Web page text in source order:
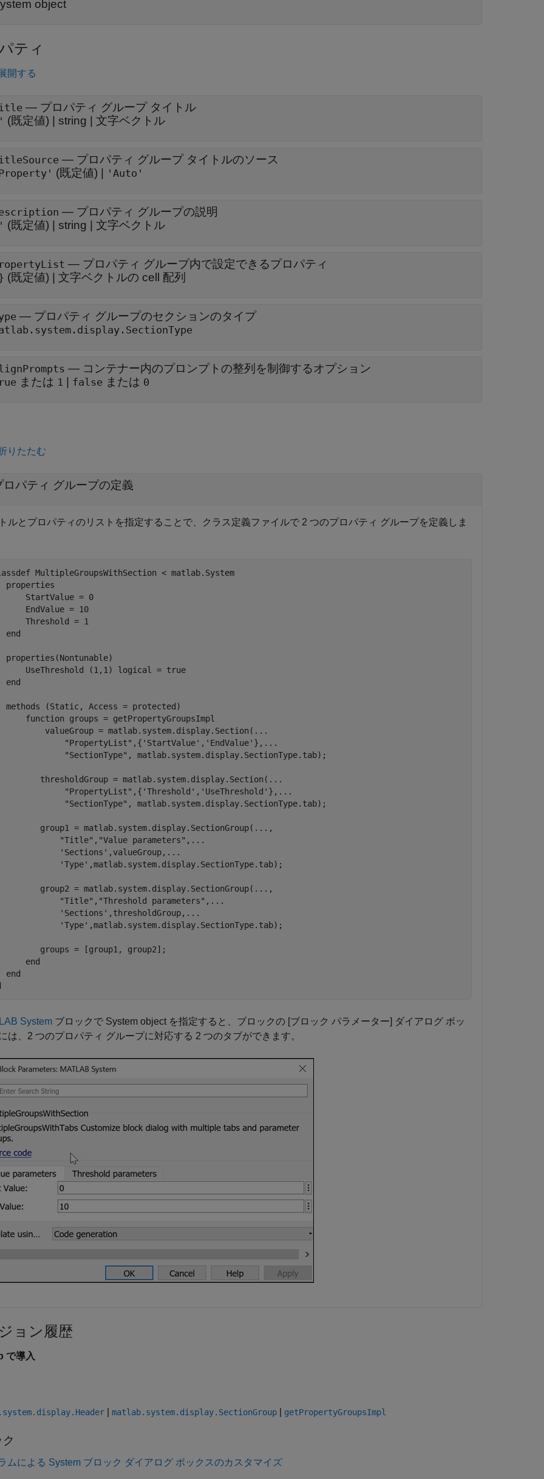
object
ティ
開する
— プロパティ グループ タイトル
(既定値) | string 文字ベクトル
— プロパティ グループ タイトルのソース
(既定値) | 'Auto'
— プロパティ グループの説明
(既定値) | string 文字ベクトル
— プロパティ グループ内で設定できるプロパティ
(既定値) | 文字ベクトルの cell 配列
— プロパティ グループのセクションのタイプ
— コンテナー内のプロンプトの整列を制御するオプション
または 1 false または 0
りたたむ
ロパティ グループの定義
ルとプロパティのリストを指定することで、クラス定義ファイルで 2 つのプロパティ グループを定義しま
MultipleGroupsWithSection < matlab.System
properties
StartValue = 0
EndValue = 10
Threshold = 1
end
properties (Nontunable)
UseThreshold
(1,1) logical = true
end
methods (Static, Access = protected)
function groups = getPropertyGroupsImpl
valueGroup = matlab.system.display.Section(
...
"PropertyList" ,{ 'StartValue' , 'EndValue' }, ...
"SectionType" , matlab.system.display.SectionType.tab);
thresholdGroup = matlab.system.display.Section(
...
"PropertyList" ,{ 'Threshold' , 'UseThreshold' }, ...
"SectionType" , matlab.system.display.SectionType.tab);
group1 = matlab.system.display.SectionGroup(
... ,
"Title" , "Value parameters" , ...
'Sections' ,valueGroup, ...
'Type' ,matlab.system.display.SectionType.tab);
group2 = matlab.system.display.SectionGroup(
... ,
"Title" , "Threshold parameters" , ...
'Sections' ,thresholdGroup, ...
'Type' ,matlab.system.display.SectionType.tab);
groups = [group1, group2];
end
end
System ブロックで System object を指定すると、ブロックの [ブロック パラメーター] ダイアログ ボッ
は、2 つのプロパティ グループに対応する 2 つのタブができます。
ョン履歴
で導入
matlab.system.display.SectionGroup getPropertyGroupsImpl
ク
ムによる System ブロック ダイアログ ボックスのカスタマイズ